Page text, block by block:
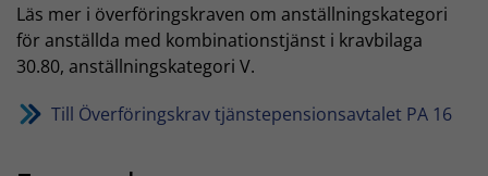
Läs mer i överföringskraven om anställningskategori
för anställda med kombinationstjänst i kravbilaga
30.80, anställningskategori V.
Till Överföringskrav tjänstepensionsavtalet PA 16